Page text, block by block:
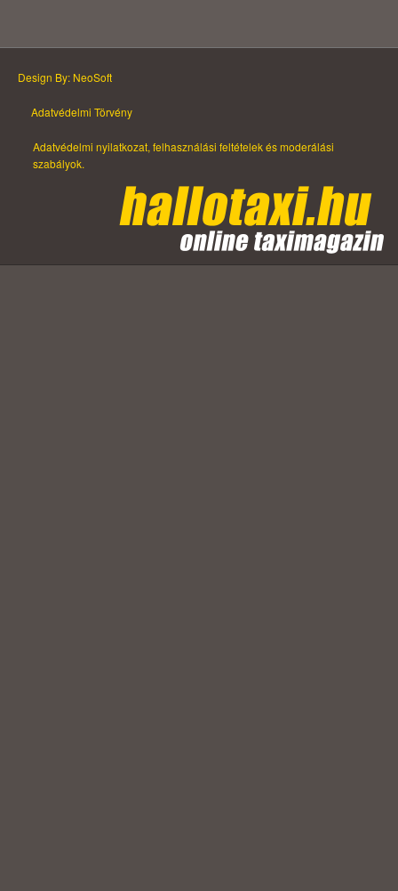
Design By: NeoSoft
Adatvédelmi Törvény
Adatvédelmi nyilatkozat, felhasználási feltételek és moderálási
szabályok.